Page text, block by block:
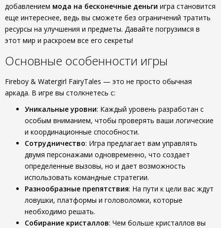
добавлением мода на бесконечные деньги игра становится
еще интереснее, ведь вы сможете без ограничений тратить
ресурсы на улучшения и предметы. Давайте погрузимся в
этот мир и раскроем все его секреты!
Основные особенности игры
Fireboy & Watergirl FairyTales — это не просто обычная
аркада. В игре вы столкнетесь с:
Уникальные уровни: Каждый уровень разработан с
особым вниманием, чтобы проверять ваши логические
и координационные способности.
Сотрудничество: Игра предлагает вам управлять
двумя персонажами одновременно, что создает
определенные вызовы, но и дает возможность
использовать командные стратегии.
Разнообразные препятствия: На пути к цели вас ждут
ловушки, платформы и головоломки, которые
необходимо решать.
Собирание кристаллов: Чем больше кристаллов вы